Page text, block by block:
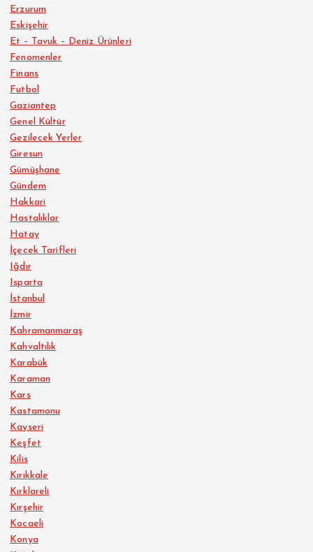
Erzurum
Eskişehir
Et – Tavuk – Deniz Ürünleri
Fenomenler
Finans
Futbol
Gaziantep
Genel Kültür
Gezilecek Yerler
Giresun
Gümüşhane
Gündem
Hakkari
Hastalıklar
Hatay
İçecek Tarifleri
Iğdır
Isparta
İstanbul
İzmir
Kahramanmaraş
Kahvaltılık
Karabük
Karaman
Kars
Kastamonu
Kayseri
Keşfet
Kilis
Kırıkkale
Kırklareli
Kırşehir
Kocaeli
Konya